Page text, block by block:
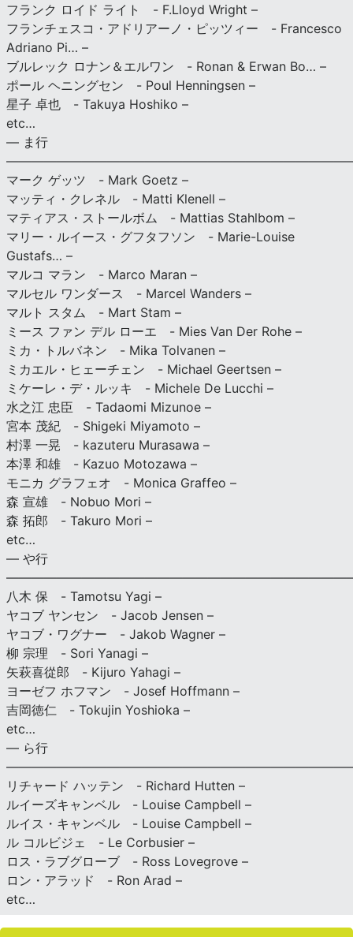
フランク ロイド ライト - F.Lloyd Wright –
フランチェスコ・アドリアーノ・ピッツィー - Francesco
Adriano Pi… –
ブルレック ロナン＆エルワン - Ronan & Erwan Bo… –
ポール ヘニングセン - Poul Henningsen –
星子 卓也 - Takuya Hoshiko –
etc…
— ま行
マーク ゲッツ - Mark Goetz –
マッティ・クレネル - Matti Klenell –
マティアス・ストールボム - Mattias Stahlbom –
マリー・ルイース・グフタフソン - Marie-Louise
Gustafs… –
マルコ マラン - Marco Maran –
マルセル ワンダース - Marcel Wanders –
マルト スタム - Mart Stam –
ミース ファン デル ローエ - Mies Van Der Rohe –
ミカ・トルバネン - Mika Tolvanen –
ミカエル・ヒェーチェン - Michael Geertsen –
ミケーレ・デ・ルッキ - Michele De Lucchi –
水之江 忠臣 - Tadaomi Mizunoe –
宮本 茂紀 - Shigeki Miyamoto –
村澤 一晃 - kazuteru Murasawa –
本澤 和雄 - Kazuo Motozawa –
モニカ グラフェオ - Monica Graffeo –
森 宣雄 - Nobuo Mori –
森 拓郎 - Takuro Mori –
etc…
— や行
八木 保 - Tamotsu Yagi –
ヤコブ ヤンセン - Jacob Jensen –
ヤコブ・ワグナー - Jakob Wagner –
柳 宗理 - Sori Yanagi –
矢萩喜從郎 - Kijuro Yahagi –
ヨーゼフ ホフマン - Josef Hoffmann –
吉岡徳仁 - Tokujin Yoshioka –
etc…
— ら行
リチャード ハッテン - Richard Hutten –
ルイーズキャンベル - Louise Campbell –
ルイス・キャンベル - Louise Campbell –
ル コルビジェ - Le Corbusier –
ロス・ラブグローブ - Ross Lovegrove –
ロン・アラッド - Ron Arad –
etc…